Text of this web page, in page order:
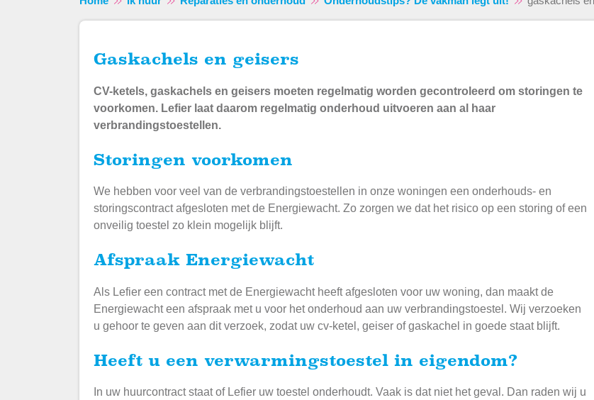
gaskachels en geisers
CV-ketels, gaskachels en geisers moeten regelmatig worden gecontroleerd om storingen te
voorkomen. Lefier laat daarom regelmatig onderhoud uitvoeren aan al haar
verbrandingstoestellen.
Storingen voorkomen
We hebben voor veel van de verbrandingstoestellen in onze woningen een onderhouds- en
storingscontract afgesloten met de Energiewacht. Zo zorgen we dat het risico op een storing of een
onveilig toestel zo klein mogelijk blijft.
Afspraak Energiewacht
Als Lefier een contract met de Energiewacht heeft afgesloten voor uw woning, dan maakt de
Energiewacht een afspraak met u voor het onderhoud aan uw verbrandingstoestel. Wij verzoeken
u gehoor te geven aan dit verzoek, zodat uw cv-ketel, geiser of gaskachel in goede staat blijft.
Heeft u een verwarmingstoestel in eigendom?
In uw huurcontract staat of Lefier uw toestel onderhoudt. Vaak is dat niet het geval. Dan raden wij u